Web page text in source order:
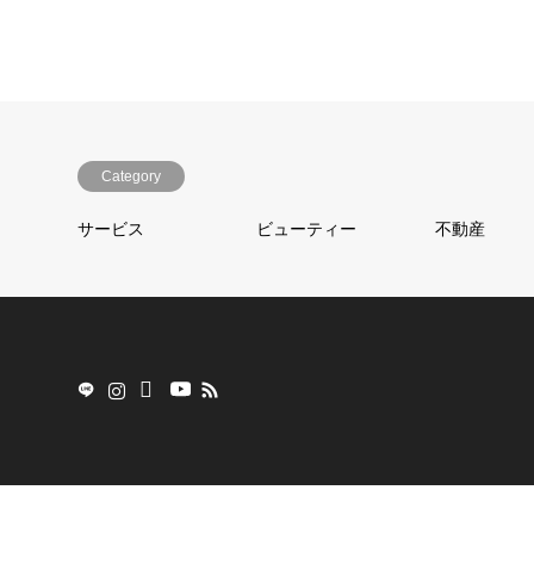
Category
サービス ビューティー 不動産